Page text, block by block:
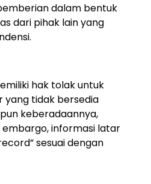
dalam bentuk
dari pihak lain yang
hak tolak untuk
yang tidak bersedia
keberadaannya,
informasi latar
sesuai dengan